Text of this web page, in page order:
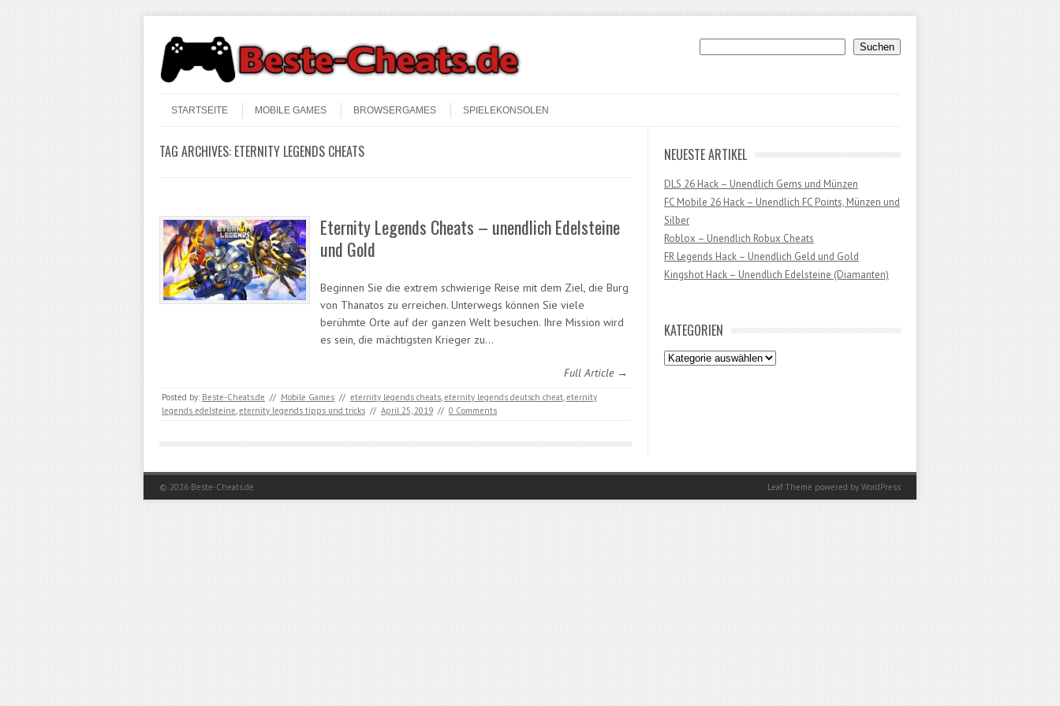
Suchen Suchen
Menu
STARTSEITE
MOBILE GAMES BROWSERGAMES SPIELEKONSOLEN
TAG ARCHIVES: ETERNITY LEGENDS CHEATS
Eternity Legends Cheats – unendlich Edelsteine
und Gold
Beginnen Sie die extrem schwierige Reise mit dem Ziel, die Burg
von Thanatos zu erreichen. Unterwegs können Sie viele
berühmte Orte auf der ganzen Welt besuchen. Ihre Mission wird
es sein, die mächtigsten Krieger zu…
Full Article →
Posted by: Beste-Cheats.de // Mobile Games // eternity legends cheats eternity legends deutsch cheat eternity
legends edelsteine eternity legends tipps und tricks // April 25, 2019 // 0 Comments
NEUESTE ARTIKEL
DLS 26 Hack – Unendlich Gems und Münzen
FC Mobile 26 Hack – Unendlich FC Points, Münzen und
Silber
Roblox – Unendlich Robux Cheats
FR Legends Hack – Unendlich Geld und Gold
Kingshot Hack – Unendlich Edelsteine (Diamanten)
KATEGORIEN
Kategorien
© 2026 Beste-Cheats.de Leaf Theme powered by WordPress